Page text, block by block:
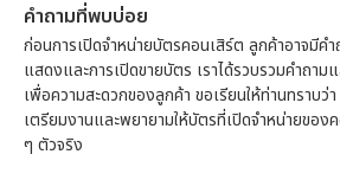
คำถามที่พบบ่อย
ก่อนการเปิดจำหน่ายบัตรคอนเสิร์ต ลูกค้าอาจมีค
แสดงและการเปิดขายบัตร เราได้รวบรวมคำถาม
เพื่อความสะดวกของลูกค้า ขอเรียนให้ท่านทราบว่
เตรียมงานและพยายามให้บัตรที่เปิดจำหน่ายขอ
ๆ ตัวจริง